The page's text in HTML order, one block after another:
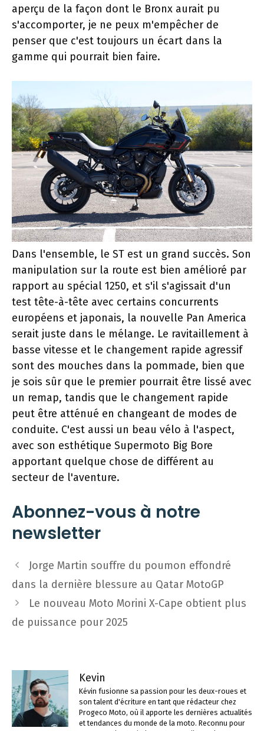
aperçu de la façon dont le Bronx aurait pu
s'accomporter, je ne peux m'empêcher de
penser que c'est toujours un écart dans la
gamme qui pourrait bien faire.
Dans l'ensemble, le ST est un grand succès. Son
manipulation sur la route est bien amélioré par
rapport au spécial 1250, et s'il s'agissait d'un
test tête-à-tête avec certains concurrents
européens et japonais, la nouvelle Pan America
serait juste dans le mélange. Le ravitaillement à
basse vitesse et le changement rapide agressif
sont des mouches dans la pommade, bien que
je sois sûr que le premier pourrait être lissé avec
un remap, tandis que le changement rapide
peut être atténué en changeant de modes de
conduite. C'est aussi un beau vélo à l'aspect,
avec son esthétique Supermoto Big Bore
apportant quelque chose de différent au
secteur de l'aventure.
Abonnez-vous à notre
newsletter
Navigation
des
Jorge Martin souffre du poumon effondré
dans la dernière blessure au Qatar MotoGP
Le nouveau Moto Morini X-Cape obtient plus
de puissance pour 2025
Kevin
Kévin fusionne sa passion pour les deux-roues et
son talent d'écriture en tant que rédacteur chez
Progeco Moto, où il apporte les dernières actualités
et tendances du monde de la moto. Reconnu pour